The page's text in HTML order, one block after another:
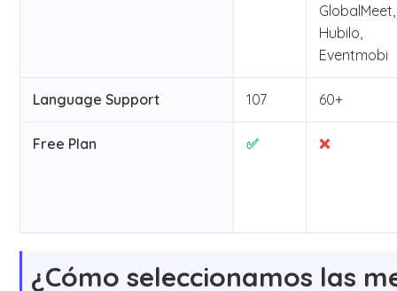
GlobalMeet,
Hubilo,
Eventmobi
Language Support 107 60+
Free Plan ✅ ❌
¿Cómo seleccionamos las